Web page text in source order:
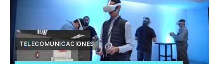
TELECOMUNICACIONES